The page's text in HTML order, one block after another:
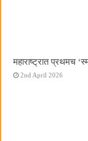
महाराष्ट्रात प्रथमच
2nd April 2026